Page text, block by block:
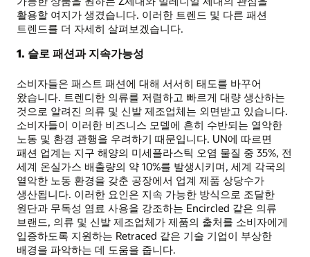
활용할 여지가 생겼습니다. 이러한 트렌드 및 다른 패션
트렌드를 더 자세히 살펴보겠습니다.
1. 슬로 패션과 지속가능성
소비자들은 패스트 패션에 대해 서서히 태도를 바꾸어
왔습니다. 트렌디한 의류를 저렴하고 빠르게 대량 생산하는
것으로 알려진 의류 및 신발 제조업체는 외면받고 있습니다.
소비자들이 이러한 비즈니스 모델에 흔히 수반되는 열악한
노동 및 환경 관행을 우려하기 때문입니다. UN에 따르면
패션 업계는 지구 해양의 미세플라스틱 오염 물질 중 35%, 전
세계 온실가스 배출량의 약 10%를 발생시키며, 세계 각국의
열악한 노동 환경을 갖춘 공장에서 업계 제품 상당수가
생산됩니다. 이러한 요인은 지속 가능한 방식으로 조달한
원단과 무독성 염료 사용을 강조하는 Encircled 같은 의류
브랜드, 의류 및 신발 제조업체가 제품의 출처를 소비자에게
입증하도록 지원하는 Retraced 같은 기술 기업이 부상한
배경을 파악하는 데 도움을 줍니다.